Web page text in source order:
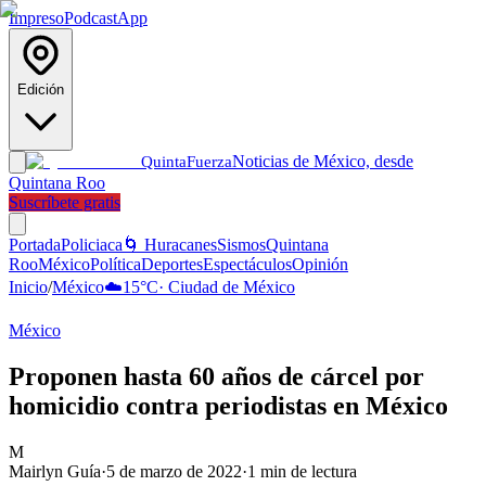
ImpresoPodcastApp
Edición
QuintaFuerzaNoticias de México, desde
Quintana Roo
Suscríbete gratis
PortadaPoliciaca 🌀 HuracanesSismosQuintana
RooMéxicoPolíticaDeportesEspectáculosOpinión
Inicio/México☁️15°C· Ciudad de México
México
Proponen hasta 60 años de cárcel por
homicidio contra periodistas en México
M
Mairlyn Guía·5 de marzo de 2022·1 min de lectura